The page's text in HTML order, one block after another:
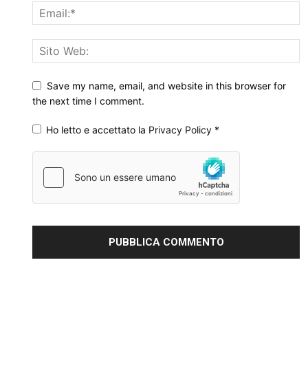
Save my name, email, and website in this browser for
the next time I comment.
Ho letto e accettato la Privacy Policy *